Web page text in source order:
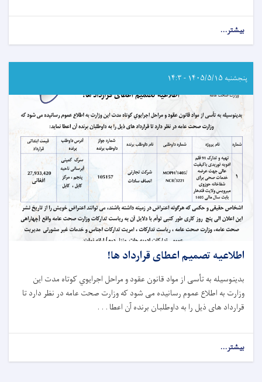
بیشتر...
اطلاعیه
اعطای
قرارداد! پنجشنبه ۱۴۰۵/۵/۱۵ - ۱۴:۳
اطلاعیه تصمیم اعطای قرارداد ها!
بدینوسیله به تأسی از مواد قانون عقود ومراحل اجرایويکوتاه‌ مدت این
وزارت به اطلاع عموم رسانیده می شود که وزارت صحت عامه در نظر دارد تا
قرارداد های ذیل را به داوطلبان برنده آن اعطا . . .
بیشتر...
اطلاعیه